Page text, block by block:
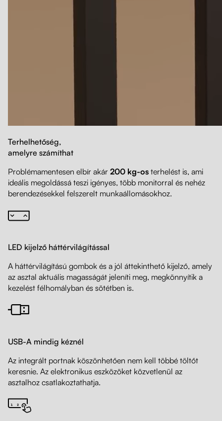
Terhelhetőség,
amelyre számíthat
Problémamentesen elbír akár 200 kg-os terhelést is, ami
ideális megoldássá teszi igényes, több monitorral és nehéz
berendezésekkel felszerelt munkaállomásokhoz.
LED kijelző háttérvilágítással
A háttérvilágítású gombok és a jól áttekinthető kijelző, amely
az asztal aktuális magasságát jeleníti meg, megkönnyítik a
kezelést félhomályban és sötétben is.
USB-A mindig kéznél
Az integrált portnak köszönhetően nem kell többé töltőt
keresnie. Az elektronikus eszközöket közvetlenül az
asztalhoz csatlakoztathatja.